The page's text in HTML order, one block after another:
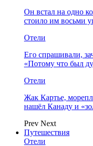
Он встал на одно
стоило им восьми
Отели
Его спрашивали,
«Потому что был
Отели
Жак Картье,
нашёл Канаду и
Prev Next
Путешествия
Отели